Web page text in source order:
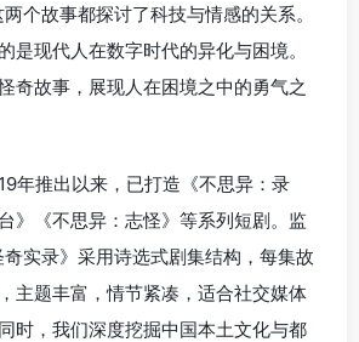
个故事都探讨了科技与情感的关系。
是现代人在数字时代的异化与困境。
奇故事，展现人在困境之中的勇气之
年推出以来，已打造《不思异：录
》《不思异：志怪》等系列短剧。监
实录》采用诗选式剧集结构，每集故
主题丰富，情节紧凑，适合社交媒体
时，我们深度挖掘中国本土文化与都